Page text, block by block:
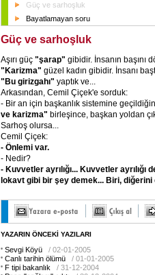
Güç ve sarhoşluk
Bayatlamayan soru
Güç ve sarhoşluk
Aşırı güç "şarap" gibidir. İnsanın başını
"Karizma" güzel kadın gibidir. İnsanı
"Bu girizgahı" yaptık ve...
Arkasından, Cemil Çiçek'e sorduk:
- Bir an için başkanlık sistemine
ve karizma" birleşince, başkan yoldan
Sarhoş olursa...
Cemil Çiçek:
- Önlemi var.
- Nedir?
- Kuvvetler ayrılığı... Kuvvetler ayrılığı
lokavt gibi bir şey demek... Biri, diğerini
YAZARIN ÖNCEKİ YAZILARI
Sevgi Köyü
/ 02-01-2005
Canlı tarihin ölümü
/ 01-01-2005
F tipi bakanlık
/ 31-12-2004